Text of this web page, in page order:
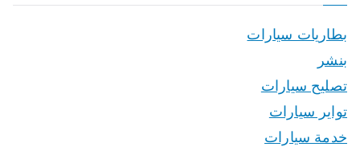
بطاريات سيارات
بنشر
تصليح سيارات
تواير سيارات
خدمة سيارات